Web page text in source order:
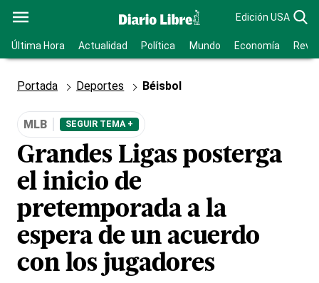
Edición USA
Última Hora Actualidad Política Mundo Economía
Portada Deportes Béisbol
MLB SEGUIR TEMA +
Grandes Ligas posterga
el inicio de
pretemporada a la
espera de un acuerdo
con los jugadores